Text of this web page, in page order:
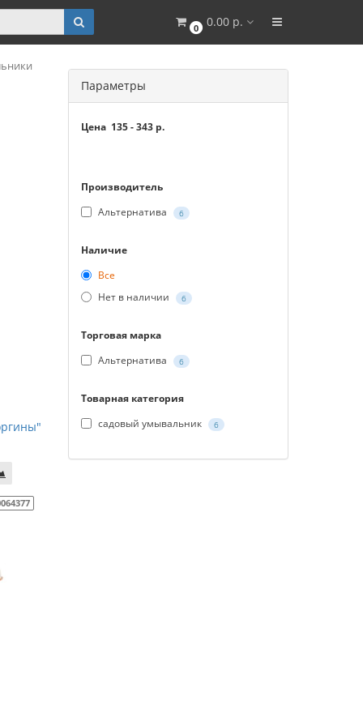
0 0.00 р.
Параметры
Цена 135-343р.
Производитель
Альтернатива
6
Наличие
Все
Нет в наличии
6
Торговая марка
Альтернатива
6
Товарная категория
садовый умывальник
6